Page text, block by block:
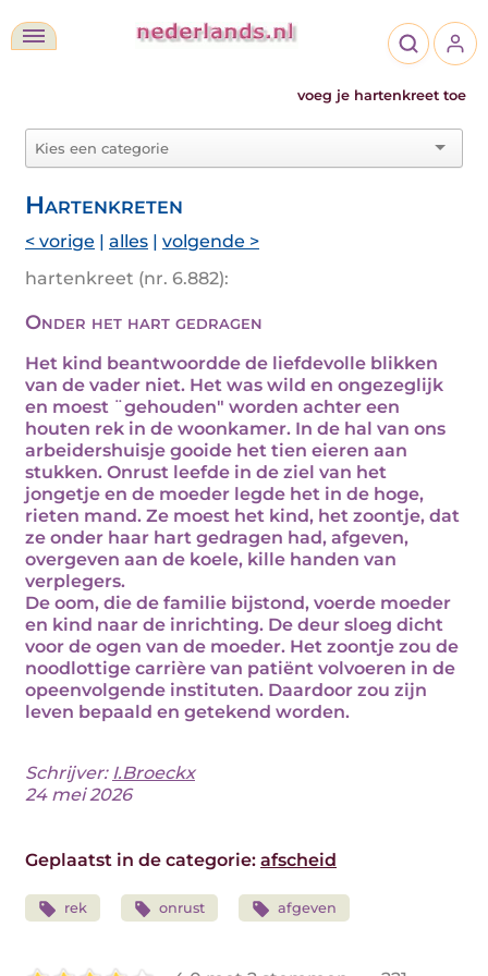
voeg je hartenkreet toe
Hartenkreten
< vorige | alles | volgende >
hartenkreet (nr. 6.882):
Onder het hart gedragen
Het kind beantwoordde de liefdevolle blikken
van de vader niet. Het was wild en ongezeglijk
en moest ¨gehouden" worden achter een
houten rek in de woonkamer. In de hal van ons
arbeidershuisje gooide het tien eieren aan
stukken. Onrust leefde in de ziel van het
jongetje en de moeder legde het in de hoge,
rieten mand. Ze moest het kind, het zoontje, dat
ze onder haar hart gedragen had, afgeven,
overgeven aan de koele, kille handen van
verplegers.
De oom, die de familie bijstond, voerde moeder
en kind naar de inrichting. De deur sloeg dicht
voor de ogen van de moeder. Het zoontje zou de
noodlottige carrière van patiënt volvoeren in de
opeenvolgende instituten. Daardoor zou zijn
leven bepaald en getekend worden.
Schrijver: I.Broeckx
24 mei 2026
Geplaatst in de categorie: afscheid
rek onrust afgeven